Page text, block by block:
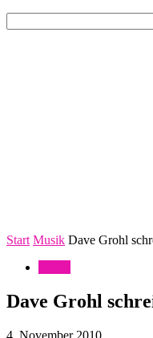
Start Musik Dave Grohl
Dave Grohl
4. November 2010